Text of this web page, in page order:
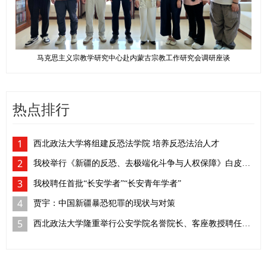
马克思主义宗教学研究中心赴内蒙古宗教工作研究会调研座谈
热点排行
1 西北政法大学将组建反恐法学院 培养反恐法治人才
2 我校举行《新疆的反恐、去极端化斗争与人权保障》白皮书学习座谈会
3 我校聘任首批“长安学者”“长安青年学者”
4 贾宇：中国新疆暴恐犯罪的现状与对策
5